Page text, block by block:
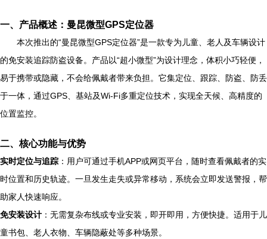
一、产品概述：曼昆微型GPS定位器
本次推出的“曼昆微型GPS定位器”是一款专为儿童、老人及车辆设计
的免安装追踪防盗设备。产品以“超小微型”为设计理念，体积小巧轻便，
易于携带或隐藏，不会给佩戴者带来负担。它集定位、跟踪、防盗、防丢
于一体，通过GPS、基站及Wi-Fi多重定位技术，实现全天候、高精度的
位置监控。
二、核心功能与优势
实时定位与追踪 ：用户可通过手机APP或网页平台，随时查看佩戴者的实
时位置和历史轨迹。一旦发生走失或异常移动，系统会立即发送警报，帮
助家人快速响应。
免安装设计 ：无需复杂布线或专业安装，即开即用，方便快捷。适用于儿
童书包、老人衣物、车辆隐蔽处等多种场景。